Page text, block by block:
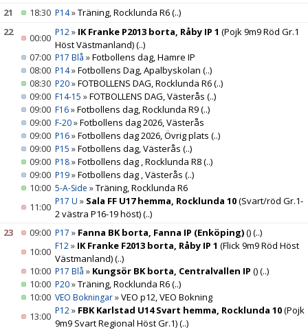
21
18:30 P14»Träning, Rocklunda R6(..)
22
00:00 P12» IK Franke P2013 borta, Råby IP 1 (Pojk 9m9 Röd Gr.1
Höst Västmanland)(..)
07:00 P17 Blå »Fotbollens dag, Hamre IP
08:00 P14»Fotbollens Dag, Apalbyskolan (..)
08:30 P20»FOTBOLLENS DAG, Rocklunda R6(..)
09:00 F14-15 »FOTBOLLENS DAG, Västerås (..)
09:00 F16»Fotbollens dag, Rocklunda R9(..)
09:00 F-20»Fotbollens dag 2026, Västerås
09:00 P16»Fotbollens dag 2026, Övrig plats (..)
09:00 P15 »Fotbollens dag, Västerås (..)
09:00 P18»Fotbollens dag , Rocklunda R8(..)
09:00 P19»Fotbollens dag , Västerås (..)
10:00 5-A-Side »Träning, Rocklunda R6
11:00 P17 U » Sala FF U17 hemma, Rocklunda 10(Svart/röd Gr.1-
2 västra P16-19 höst)(..)
23
09:00 P17 » Fanna BK borta, Fanna IP (Enköping)()(..)
10:00 F12» IK Franke F2013 borta, Råby IP 1 (Flick 9m9 Röd Höst
Västmanland)(..)
10:00 P17 Blå » Kungsör BK borta, Centralvallen IP ()(..)
10:00 P20»Träning, Rocklunda R6(..)
10:00 VEO Bokningar»VEO p12, VEO Bokning
13:00 P12» FBK Karlstad U14 Svart hemma, Rocklunda 10(Pojk
9m9 Svart Regional Höst Gr.1)(..)